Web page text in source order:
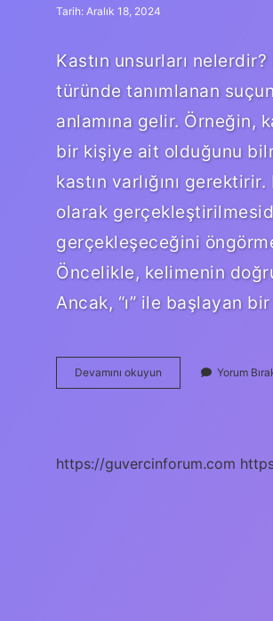
Tarih: Aralık 18, 2024
Kastın unsurları
türünde tanımlanan
anlamına gelir. Örneğin,
bir kişiye ait olduğunu
kastın varlığını
olarak
gerçekleşeceğini
Öncelikle, kelimenin
Ancak, “ı” ile başlayan
Devamını okuyun
Unsuru
Yorum
https://guvercinforum.com